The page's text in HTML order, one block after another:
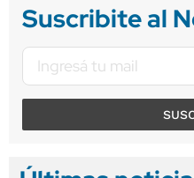
Suscribite al